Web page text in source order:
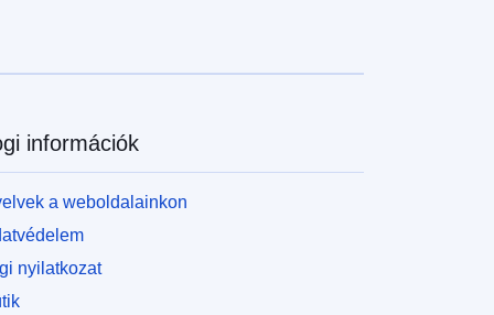
információk
a weboldalainkon
nyilatkozat